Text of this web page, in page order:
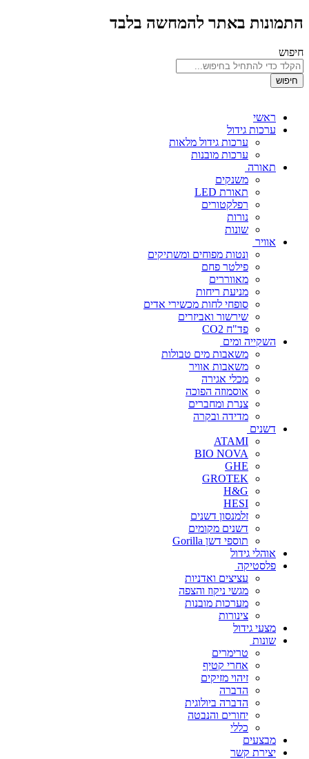
התמונות באתר להמחשה בלבד
חיפוש
חיפוש
ראשי
ערכות גידול
ערכות גידול מלאות
ערכות מובנות
תאורה
משנקים
תאורת LED
רפלקטורים
נורות
שונות
אוויר
ונטות מפוחים ומשתיקים
פילטר פחם
מאווררים
מניעת ריחות
סופחי לחות מכשירי אדים
שירשור ואביזרים
פד"ח CO2
השקייה ומים
משאבות מים טבולות
משאבות אוויר
מכלי אגירה
אוסמוזה הפוכה
צנרת ומחברים
מדידה ובקרה
דשנים
ATAMI
BIO NOVA
GHE
GROTEK
H&G
HESI
זלמנסון דשנים
דשנים מקומים
תוספי דשן Gorilla
אוהלי גידול
פלסטיקה
עציצים ואדניות
מגשי ניקוז והצפה
מערכות מובנות
צינורות
מצעי גידול
שונות
טרימרים
אחרי קטיף
זיהוי מזיקים
הדברה
הדברה ביולוגית
יחורים והנבטה
כללי
מבצעים
יצירת קשר